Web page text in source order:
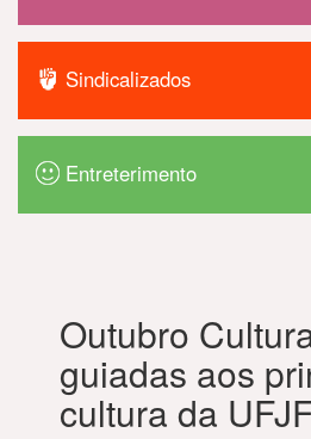
Sindicalizados
Entreterimento
Outubro
guiadas aos
cultura da